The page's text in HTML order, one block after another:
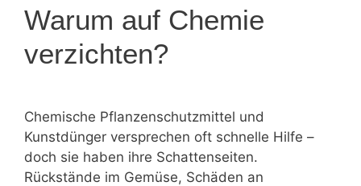
Warum auf Chemie
verzichten?
Chemische Pflanzenschutzmittel und
Kunstdünger versprechen oft schnelle Hilfe –
doch sie haben ihre Schattenseiten.
Rückstände im Gemüse, Schäden an